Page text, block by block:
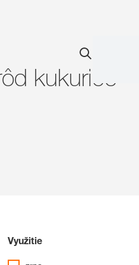
kukurice
Využitie